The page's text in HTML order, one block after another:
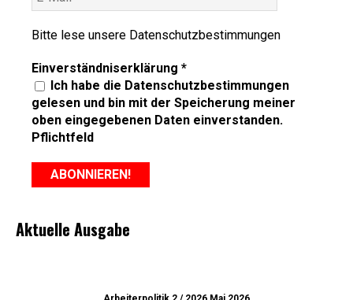
Bitte lese unsere Datenschutzbestimmungen
Einverständniserklärung *
Ich habe die Datenschutzbestimmungen
gelesen und bin mit der Speicherung meiner
oben eingegebenen Daten einverstanden.
Pflichtfeld
Aktuelle Ausgabe